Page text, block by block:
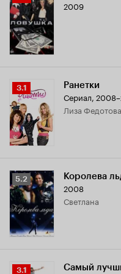
Кинопоиска
4.2
2009
Рейтинг
Кинопоиска
3.1
3.1 Ранетки
Сериал,
Лиза
Рейтинг
Кинопоиска
5.2
5.2 Королева
2008
Светлана
Рейтинг
3.1 Самый